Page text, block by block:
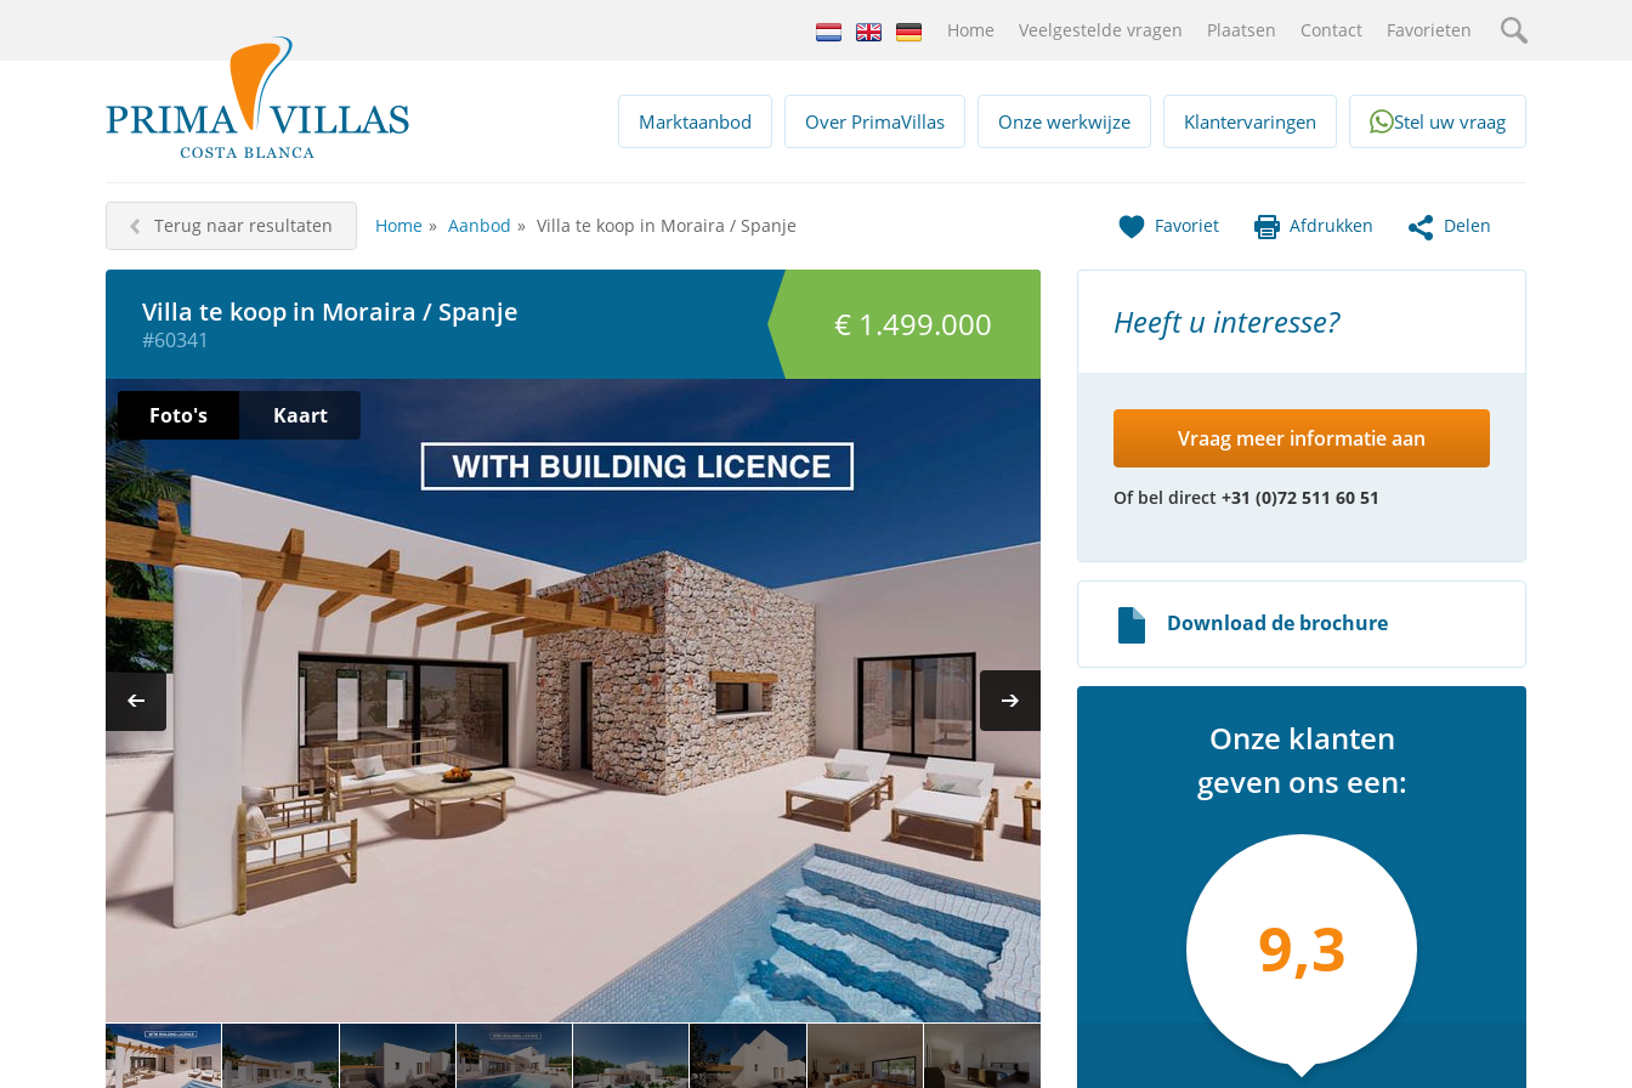
Home Veelgestelde vragen Plaatsen Contact
Favorieten
Marktaanbod Over PrimaVillas Onze werkwijze Klantervaringen Stel uw vraag
Terug naar resultaten Home Aanbod Villa te koop in Moraira / Spanje Favoriet Afdrukken Delen
Villa te koop in Moraira / Spanje
#60341 € 1.499.000
Foto's Kaart
Heeft u interesse?
Vraag meer informatie aan
Of bel direct +31 (0)72 511 60 51
Download de brochure
Onze klanten
geven ons een:
9,3